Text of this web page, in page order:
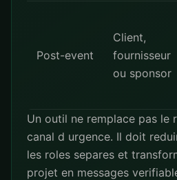
Post-event
Client,
fournisseur
ou sponsor
Un outil ne remplace pas le
canal d urgence. Il doit
les roles separes et
projet en messages